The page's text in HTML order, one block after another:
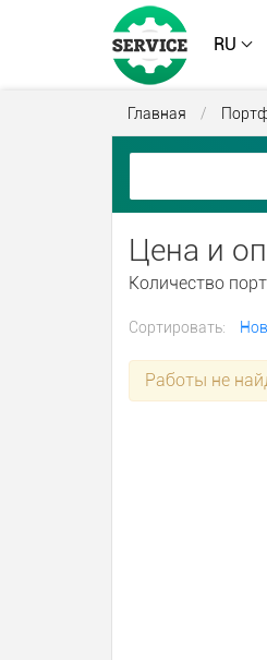
RU
Главная /
Цена и
Количество
Сортировать:
Работы не